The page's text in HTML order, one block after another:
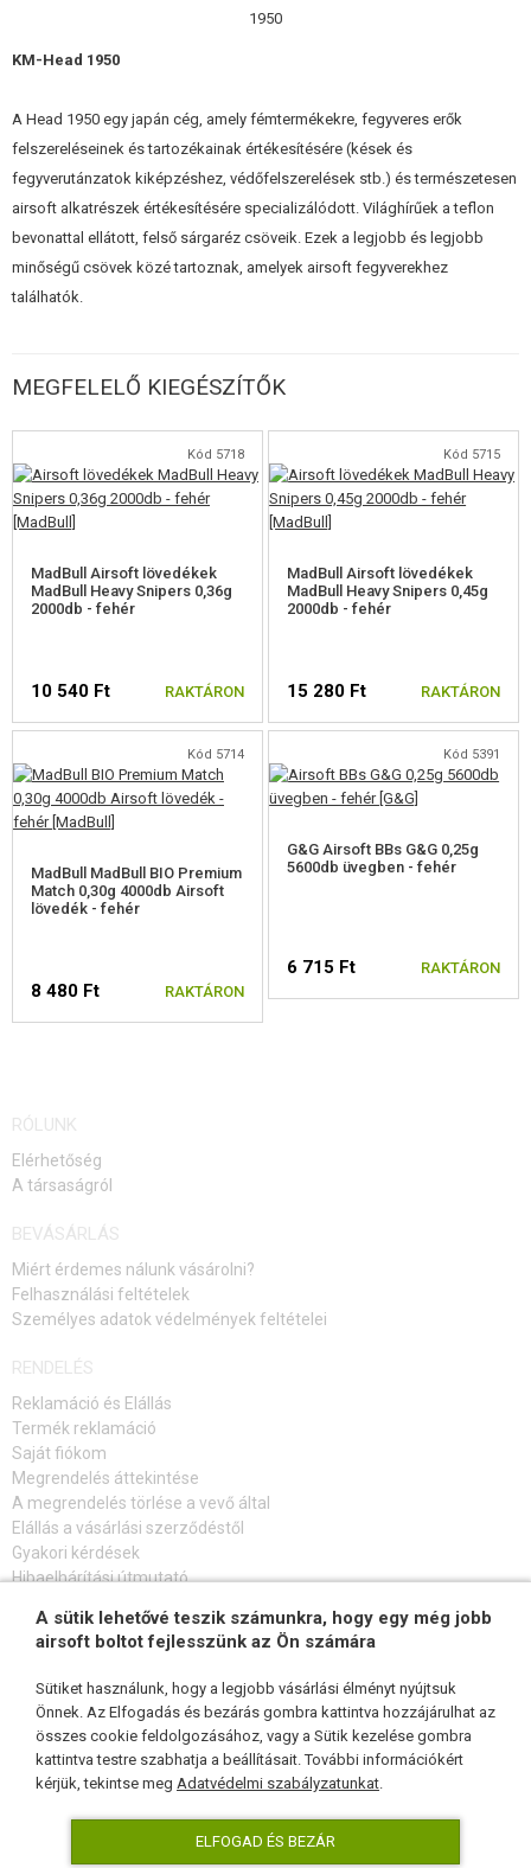
A CM.703, 707
AZ SILVERBACK SRS
AZ SILVERBACK HTI
AZ SILVERBACK TAC-41
AZ ARES AMOEBA STRIKER-HEZ
HOP-UP GUMILÖVEDÉKEK
EGYÉB ALKATRÉSZEK MESTERLÖVÉSZ PUSKÁHOZ
HPA
FEGYVER JAVÍTÁS ÉS KARBANTARTÁS
ÖNVÉDELMI FELSZERELÉSEK, KÉPZÉS, KÉSEK
OUTDOOR, BUSHCRAFT
ÉPÍTŐKÉSZLETEK, MODELLEK
SÉRÜLT, HASZNÁLT ÁRUK
HÍREK
KEDVEZMÉNYEK
ELÉRHETŐSÉG
KM-Head 1950
A Head 1950 egy japán cég, amely fémtermékekre, fegyveres erők
felszereléseinek és tartozékainak értékesítésére (kések és
fegyverutánzatok kiképzéshez, védőfelszerelések stb.) és természetesen
airsoft alkatrészek értékesítésére specializálódott. Világhírűek a teflon
bevonattal ellátott, felső sárgaréz csöveik. Ezek a legjobb és legjobb
minőségű csövek közé tartoznak, amelyek airsoft fegyverekhez
találhatók.
MEGFELELŐ KIEGÉSZÍTŐK
Kód 5718
MadBull Airsoft lövedékek
MadBull Heavy Snipers 0,36g
2000db - fehér
10 540 Ft RAKTÁRON
Kód 5715
MadBull Airsoft lövedékek
MadBull Heavy Snipers 0,45g
2000db - fehér
15 280 Ft RAKTÁRON
Kód 5714
MadBull MadBull BIO Premium
Match 0,30g 4000db Airsoft
lövedék - fehér
8 480 Ft RAKTÁRON
Kód 5391
G&G Airsoft BBs G&G 0,25g
5600db üvegben - fehér
6 715 Ft RAKTÁRON
RÓLUNK
Elérhetőség
A társaságról
BEVÁSÁRLÁS
Miért érdemes nálunk vásárolni?
Felhasználási feltételek
Személyes adatok védelmények feltételei
RENDELÉS
Reklamáció és Elállás
Termék reklamáció
Saját fiókom
Megrendelés áttekintése
A megrendelés törlése a vevő által
Elállás a vásárlási szerződéstől
Gyakori kérdések
Hibaelhárítási útmutató
FELIRATKOZÁS HÍRLEVÉLRE
KÖVESSEN MINKET
A sütik lehetővé teszik számunkra, hogy egy még jobb
airsoft boltot fejlesszünk az Ön számára
Sütiket használunk, hogy a legjobb vásárlási élményt nyújtsuk
Önnek. Az Elfogadás és bezárás gombra kattintva hozzájárulhat az
összes cookie feldolgozásához, vagy a Sütik kezelése gombra
kattintva testre szabhatja a beállításait. További információkért
kérjük, tekintse meg Adatvédelmi szabályzatunkat.
ELFOGAD ÉS BEZÁR